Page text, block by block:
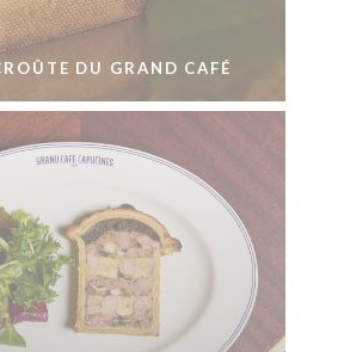
DU GRAND CAFÉ